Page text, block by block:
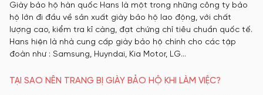
Giày bảo hộ hàn quốc Hans là một trong những công ty bảo
hộ lớn đi đầu về sản xuất giày bảo hộ lao động, với chất
lượng cao, kiểm tra kĩ càng, đạt chứng chỉ tiêu chuẩn quốc tế.
Hans hiện là nhà cung cấp giày bảo hộ chính cho các tập
đoàn như : Samsung, Huyndai, Kia Motor, LG…
TẠI SAO NÊN TRANG BỊ GIÀY BẢO HỘ KHI LÀM VIỆC?